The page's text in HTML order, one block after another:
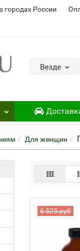
городах России
Везде
Для женщин
6 525 руб